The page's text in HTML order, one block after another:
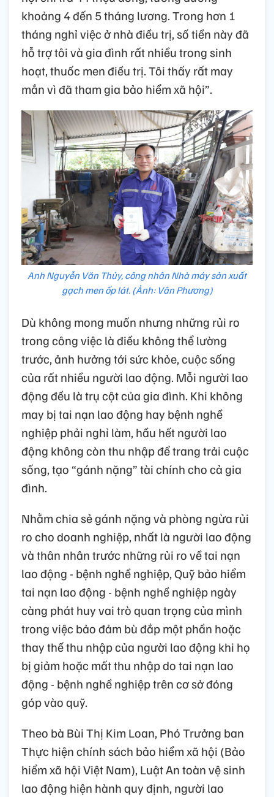
khoảng 4 đến 5 tháng lương. Trong hơn 1
tháng nghỉ việc ở nhà điều trị, số tiền này đã
hỗ trợ tôi và gia đình rất nhiều trong sinh
hoạt, thuốc men điều trị. Tôi thấy rất may
mắn vì đã tham gia bảo hiểm xã hội”.
Anh Nguyễn Văn Thủy, công nhân Nhà máy sản xuất
gạch men ốp lát. (Ảnh: Vân Phương)
Dù không mong muốn nhưng những rủi ro
trong công việc là điều không thể lường
trước, ảnh hưởng tới sức khỏe, cuộc sống
của rất nhiều người lao động. Mỗi người lao
động đều là trụ cột của gia đình. Khi không
may bị tai nạn lao động hay bệnh nghề
nghiệp phải nghỉ làm, hầu hết người lao
động không còn thu nhập để trang trải cuộc
sống, tạo “gánh nặng” tài chính cho cả gia
đình.
Nhằm chia sẻ gánh nặng và phòng ngừa rủi
ro cho doanh nghiệp, nhất là người lao động
và thân nhân trước những rủi ro về tai nạn
lao động - bệnh nghề nghiệp, Quỹ bảo hiểm
tai nạn lao động - bệnh nghề nghiệp ngày
càng phát huy vai trò quan trọng của mình
trong việc bảo đảm bù đắp một phần hoặc
thay thế thu nhập của người lao động khi họ
bị giảm hoặc mất thu nhập do tai nạn lao
động - bệnh nghề nghiệp trên cơ sở đóng
góp vào quỹ.
Theo bà Bùi Thị Kim Loan, Phó Trưởng ban
Thực hiện chính sách bảo hiểm xã hội (Bảo
hiểm xã hội Việt Nam), Luật An toàn vệ sinh
lao động hiện hành quy định, người lao